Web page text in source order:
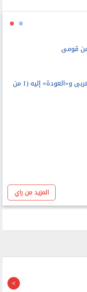
المزيد من راي